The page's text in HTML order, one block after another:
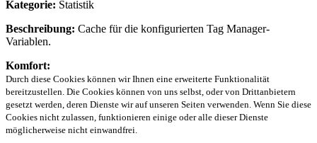
Kategorie: Statistik
Beschreibung: Cache für die konfigurierten Tag Manager-
Variablen.
Komfort:
Durch diese Cookies können wir Ihnen eine erweiterte Funktionalität
bereitzustellen. Die Cookies können von uns selbst, oder von Drittanbietern
gesetzt werden, deren Dienste wir auf unseren Seiten verwenden. Wenn Sie diese
Cookies nicht zulassen, funktionieren einige oder alle dieser Dienste
möglicherweise nicht einwandfrei.